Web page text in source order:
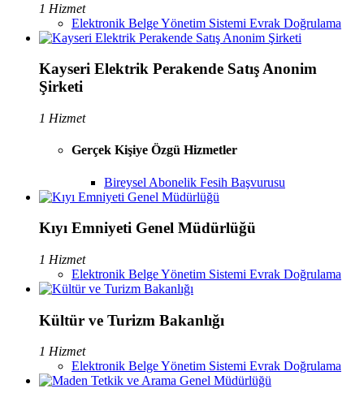
1 Hizmet
Elektronik Belge Yönetim Sistemi Evrak Doğrulama
Kayseri Elektrik Perakende Satış Anonim
Şirketi
1 Hizmet
Gerçek Kişiye Özgü Hizmetler
Bireysel Abonelik Fesih Başvurusu
Kıyı Emniyeti Genel Müdürlüğü
1 Hizmet
Elektronik Belge Yönetim Sistemi Evrak Doğrulama
Kültür ve Turizm Bakanlığı
1 Hizmet
Elektronik Belge Yönetim Sistemi Evrak Doğrulama